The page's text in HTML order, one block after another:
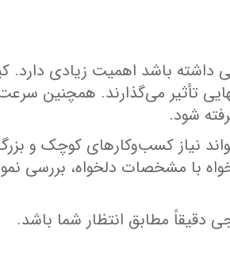
داشته باشد اهمیت زیادی دارد.
تأثیر می‌گذارند. همچنین
شود.
نیاز کسب‌وکارهای کوچک و
با مشخصات دلخواه، بررسی
دقیقاً مطابق انتظار شما باشد.